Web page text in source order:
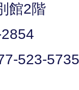
館2階
523-5735